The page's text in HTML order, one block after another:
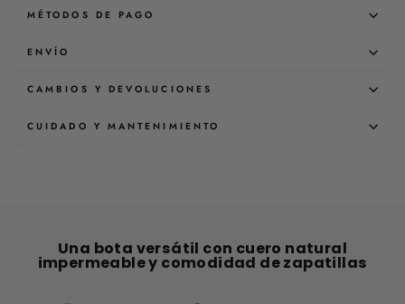
MÉTODOS DE PAGO
ENVÍO
CAMBIOS Y DEVOLUCIONES
CUIDADO Y MANTENIMIENTO
Una bota versátil con cuero natural
impermeable y comodidad de zapatillas